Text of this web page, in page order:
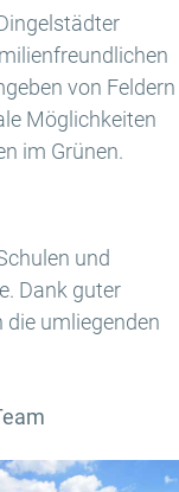
von Feldern
Möglichkeiten
im Grünen.
und
Dank guter
die umliegenden